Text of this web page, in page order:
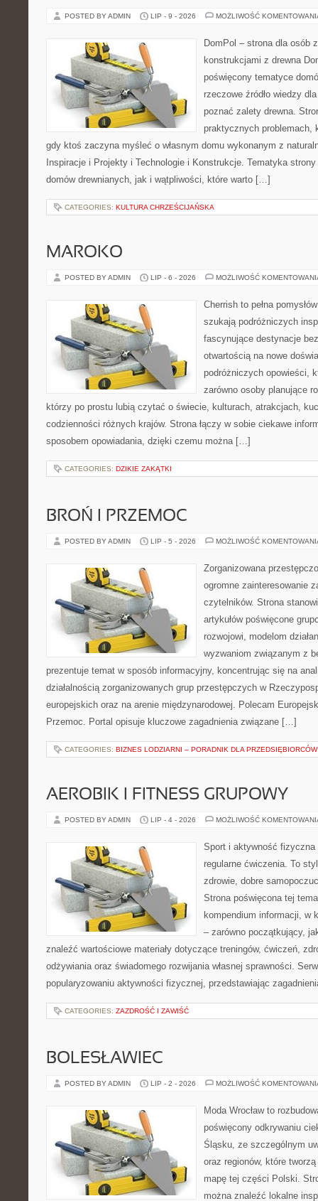
POSTED BY ADMIN LIP - 9 - 2026 MOŻLIWOŚĆ
DomPol – strona dla osób
konstrukcjami z drewna
poświęcony tematyce
rzeczowe źródło wiedzy
poznać zalety drewna.
praktycznych problemach,
gdy ktoś zaczyna myśleć o własnym domu wykonanym z
Inspiracje i Projekty i Technologie i Konstrukcje. Tematyka
domów drewnianych, jak i wątpliwości, które warto […]
CATEGORIES: KULTURA CHRZEŚCIJAŃSKA
MAROKO
POSTED BY ADMIN LIP - 6 - 2026 MOŻLIWOŚĆ
Cherrish to pełna
szukają podróżniczych
fascynujące destynacje
otwartością na nowe
podróżniczych opowieści,
zarówno osoby planujące
którzy po prostu lubią czytać o świecie, kulturach, atrakcjach,
codzienności różnych krajów. Strona łączy w sobie ciekawe
sposobem opowiadania, dzięki czemu można […]
CATEGORIES: DZIKIE ZAKĄTKI
BROŃ I PRZEMOC
POSTED BY ADMIN LIP - 5 - 2026 MOŻLIWOŚĆ
Zorganizowana
ogromne zainteresowanie
czytelników. Strona
artykułów poświęcone
rozwojowi, modelom
wyzwaniom związanym z
prezentuje temat w sposób informacyjny, koncentrując się na
działalnością zorganizowanych grup przestępczych w
europejskich oraz na arenie międzynarodowej. Polecam
Przemoc. Portal opisuje kluczowe zagadnienia związane […]
CATEGORIES: BIZNES LODZIARNI – PORADNIK DLA PRZEDSIĘBIORCÓW
AEROBIK I FITNESS GRUPOWY
POSTED BY ADMIN LIP - 4 - 2026 MOŻLIWOŚĆ
Sport i aktywność
regularne ćwiczenia. To
zdrowie, dobre
Strona poświęcona tej
kompendium informacji, w
– zarówno początkujący,
znaleźć wartościowe materiały dotyczące treningów, ćwiczeń,
odżywiania oraz świadomego rozwijania własnej sprawności.
popularyzowaniu aktywności fizycznej, przedstawiając
CATEGORIES: ZAZDROŚĆ I ZAWIŚĆ
BOLESŁAWIEC
POSTED BY ADMIN LIP - 2 - 2026 MOŻLIWOŚĆ
Moda Wrocław to
poświęcony odkrywaniu
Śląsku, ze szczególnym
oraz regionów, które
mapę tej części Polski.
można znaleźć lokalne